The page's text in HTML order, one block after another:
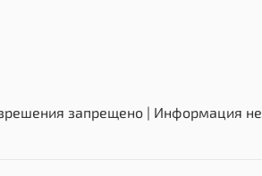
запрещено | Информация